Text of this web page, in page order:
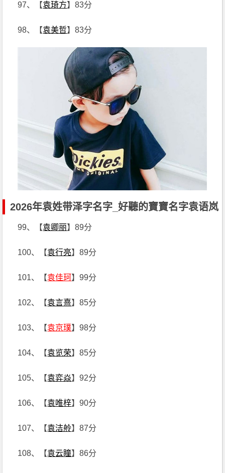
97、【袁琦方】83分
98、【袁美哲】83分
2026年袁姓带泽字名字_好聽的寶寶名字袁语岚
99、【袁卿丽】89分
100、【袁行亮】89分
101、【袁佳珂】99分
102、【袁言熹】85分
103、【袁京璞】98分
104、【袁览荣】85分
105、【袁弈焱】92分
106、【袁唯梓】90分
107、【袁洁舲】87分
108、【袁云瞳】86分